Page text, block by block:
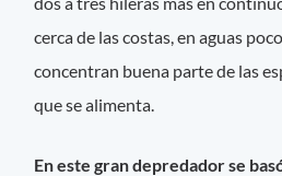
cerca de las costas, en aguas
concentran buena parte de las
que se alimenta.
En este gran depredador se